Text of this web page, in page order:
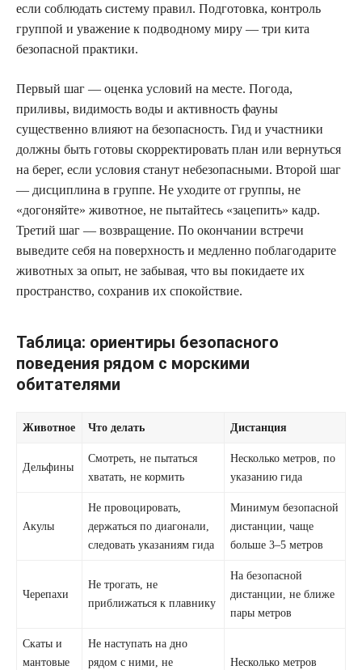
если соблюдать систему правил. Подготовка, контроль
группой и уважение к подводному миру — три кита
безопасной практики.
Первый шаг — оценка условий на месте. Погода,
приливы, видимость воды и активность фауны
существенно влияют на безопасность. Гид и участники
должны быть готовы скорректировать план или вернуться
на берег, если условия станут небезопасными. Второй шаг
— дисциплина в группе. Не уходите от группы, не
«догоняйте» животное, не пытайтесь «зацепить» кадр.
Третий шаг — возвращение. По окончании встречи
выведите себя на поверхность и медленно поблагодарите
животных за опыт, не забывая, что вы покидаете их
пространство, сохранив их спокойствие.
Таблица: ориентиры безопасного
поведения рядом с морскими
обитателями
Животное Что делать Дистанция
Дельфины
Смотреть, не пытаться
хватать, не кормить
Несколько метров, по
указанию гида
Акулы
Не провоцировать,
держаться по диагонали,
следовать указаниям гида
Минимум безопасной
дистанции, чаще
больше 3–5 метров
Черепахи
Не трогать, не
приближаться к плавнику
На безопасной
дистанции, не ближе
пары метров
Скаты и
мантовые
Не наступать на дно
рядом с ними, не
Несколько метров